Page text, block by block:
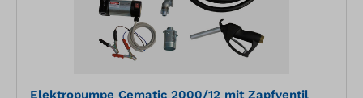
Elektropumpe Cematic 2000/12 mit Zapfventil